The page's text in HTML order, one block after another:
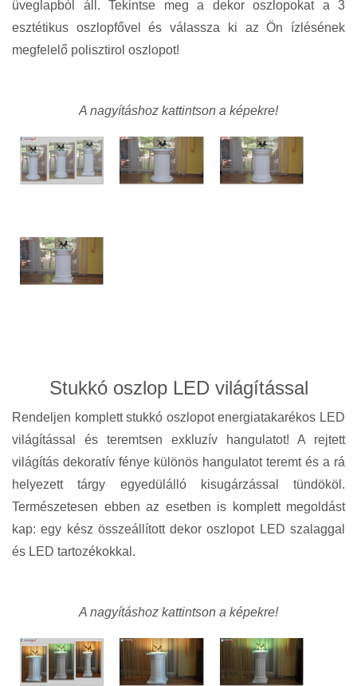
üveglapból áll. Tekintse meg a dekor oszlopokat a 3
esztétikus oszlopfővel és válassza ki az Ön ízlésének
megfelelő polisztirol oszlopot!
A nagyításhoz kattintson a képekre!
Stukkó oszlop LED világítással
Rendeljen komplett stukkó oszlopot energiatakarékos LED
világítással és teremtsen exkluzív hangulatot! A rejtett
világítás dekoratív fénye különös hangulatot teremt és a rá
helyezett tárgy egyedülálló kisugárzással tündököl.
Természetesen ebben az esetben is komplett megoldást
kap: egy kész összeállított dekor oszlopot LED szalaggal
és LED tartozékokkal.
A nagyításhoz kattintson a képekre!